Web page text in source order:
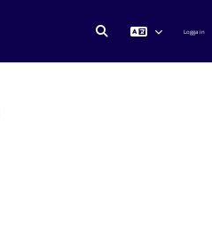
VÄXLA Logga in